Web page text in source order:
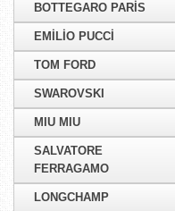
BOTTEGARO PARİS
EMİLİO PUCCİ
TOM FORD
SWAROVSKI
MIU MIU
SALVATORE
FERRAGAMO
LONGCHAMP